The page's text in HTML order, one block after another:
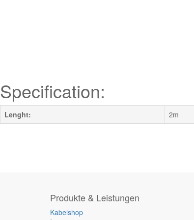
Specification:
Lenght: 2m
Produkte & Leistungen
Kabelshop